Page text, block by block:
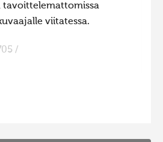
tavoittelemattomissa
viitatessa.
/